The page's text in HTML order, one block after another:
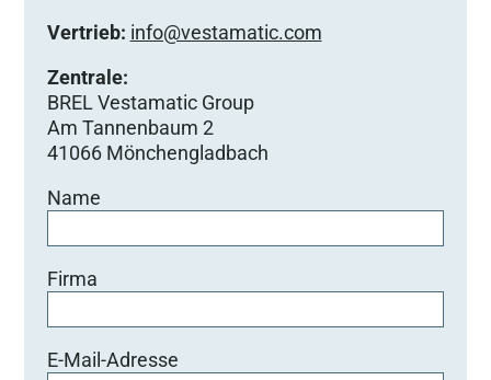
Vertrieb: info@vestamatic.com
Zentrale:
BREL Vestamatic Group
Am Tannenbaum 2
41066 Mönchengladbach
Name
Firma
E-Mail-Adresse